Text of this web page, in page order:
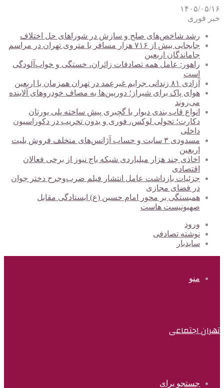
۱۴۰۵/۰۵/۱۶
خبر فوری
رشد شاخص‌های صلح و سازش در شوراهای حل اختلاف
جابجایی بیش از ۷۱۶ هزار مسافر با متروی تهران در مراسم
جاماندگان اربعین
راهور: عامل همه تصادفات زائران، خستگی و خواب‌آلودگی
است
آزادی ۸۱ زندانی جرایم غیرعمد در تهران همزمان با اربعین
هوای پاک برای شیراز؛ دوربین‌ها به مصاف خودروهای آلاینده
می‌روند
انواع قاب بندی دیوار با گچبری پیش ساخته پلی یورتان
دکارت؛ تحولی لوکس، فوری و بدون تخریب در دکوراسیون
داخلی
مسدودی ۳ سایت و حساب آژانس‌های متخلف فروش بلیت
اربعین
اخاذی چند هزار میلیاردی شبکه باج نیوز از برخی فعالان
اقتصادی
جزئیات بازداشت عامل انتشار فیلم ضرب‌وجرح دختر جوان
در فضای مجازی
همبستگی بر محور امام حسین (ع) ایستادگی مقابل
صهیونیست هاست
ورود
نوشته تصادفی
سایدبار
منو
تهران اجتماعی
جستجو برای